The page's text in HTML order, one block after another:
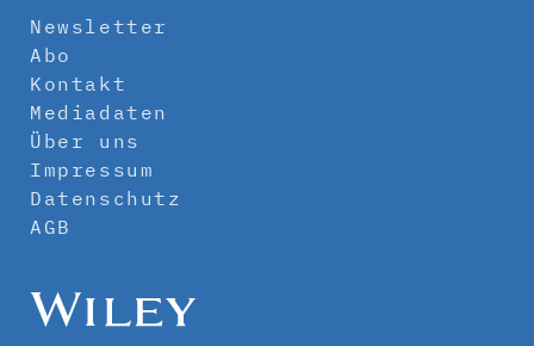
Newsletter
Abo
Kontakt
Mediadaten
Über uns
Impressum
Datenschutz
AGB